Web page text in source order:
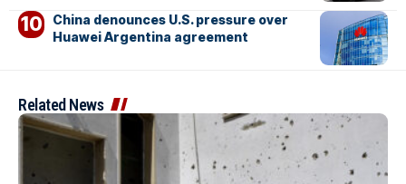
China denounces U.S. pressure over
Huawei Argentina agreement
Related News